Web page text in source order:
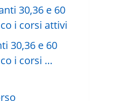
30,36 e 60
i corsi …